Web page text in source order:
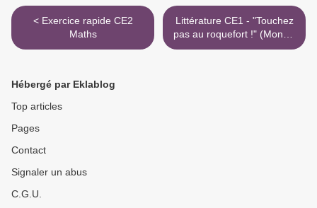
< Exercice rapide CE2
Maths
Littérature CE1 - "Touchez
pas au roquefort !" (Mona -
Outils PE) >
Hébergé par Eklablog
Top articles
Pages
Contact
Signaler un abus
C.G.U.